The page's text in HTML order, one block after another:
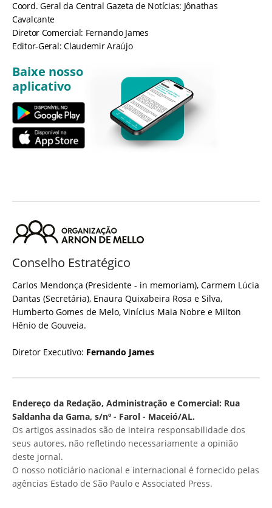
Coord. Geral da Central Gazeta de Notícias: Jônathas
Cavalcante
Diretor Comercial: Fernando James
Editor-Geral: Claudemir Araújo
Baixe nosso
aplicativo
Conselho Estratégico
Carlos Mendonça (Presidente - in memoriam), Carmem Lúcia
Dantas (Secretária), Enaura Quixabeira Rosa e Silva,
Humberto Gomes de Melo, Vinícius Maia Nobre e Milton
Hênio de Gouveia.
Diretor Executivo: Fernando James
Endereço da Redação, Administração e Comercial: Rua
Saldanha da Gama, s/nº - Farol - Maceió/AL.
Os artigos assinados são de inteira responsabilidade dos
seus autores, não refletindo necessariamente a opinião
deste jornal.
O nosso noticiário nacional e internacional é fornecido pelas
agências Estado de São Paulo e Associated Press.